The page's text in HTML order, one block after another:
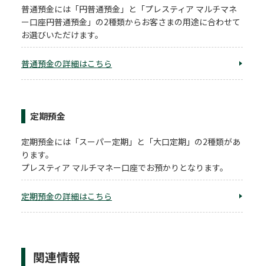
普通預金には「円普通預金」と「プレスティア マルチマネ
ー口座円普通預金」の2種類からお客さまの用途に合わせて
お選びいただけます。
普通預金の詳細はこちら
定期預金
定期預金には「スーパー定期」と「大口定期」の2種類があ
ります。
プレスティア マルチマネー口座でお預かりとなります。
定期預金の詳細はこちら
関連情報